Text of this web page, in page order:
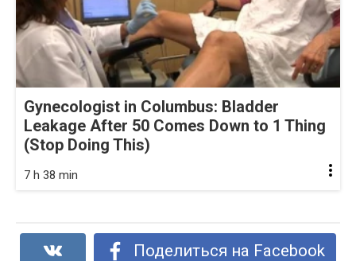
Gynecologist in Columbus: Bladder
Leakage After 50 Comes Down to 1 Thing
(Stop Doing This)
7 h 38 min
Поделиться на Facebook